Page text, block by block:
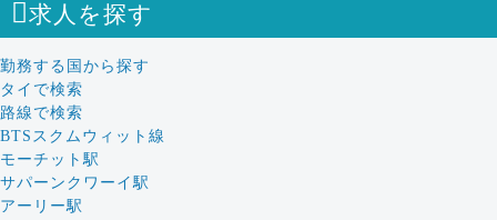
求人を探す
勤務する国から探す
タイで検索
路線で検索
BTSスクムウィット線
モーチット駅
サパーンクワーイ駅
アーリー駅